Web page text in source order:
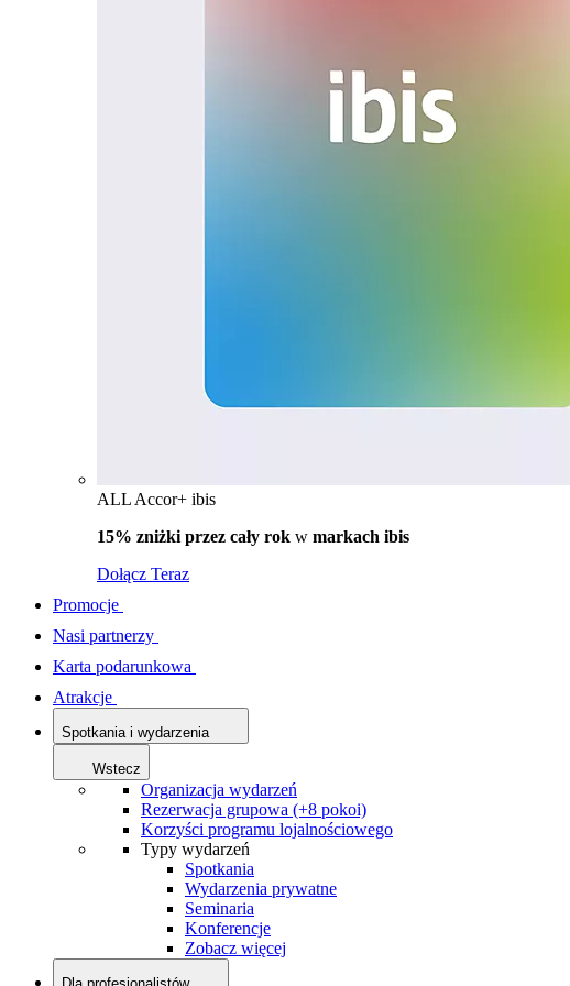
ALL Accor+ ibis
15% zniżki przez cały rok w markach ibis
Dołącz Teraz
Promocje
Nasi partnerzy
Karta podarunkowa
Atrakcje
Spotkania i wydarzenia
Wstecz
Organizacja wydarzeń
Rezerwacja grupowa (+8 pokoi)
Korzyści programu lojalnościowego
Typy wydarzeń
Spotkania
Wydarzenia prywatne
Seminaria
Konferencje
Zobacz więcej